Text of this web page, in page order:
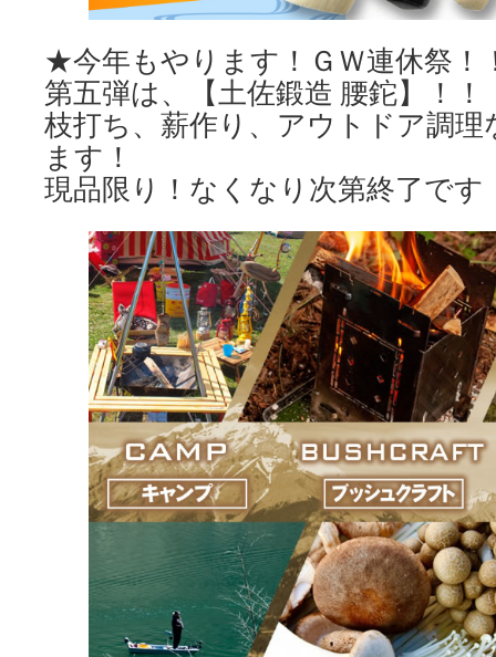
★今年もやります！ＧＷ連休祭
第五弾は、【土佐鍛造 腰鉈】！！
枝打ち、薪作り、アウトドア調
ます！
現品限り！なくなり次第終了です